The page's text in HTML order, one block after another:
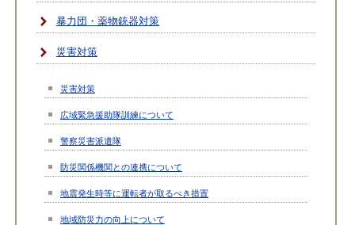
暴力団・薬物銃器対策
災害対策
災害対策
広域緊急援助隊訓練について
警察災害派遣隊
防災関係機関との連携について
地震発生時等に運転者が取るべき措置
地域防災力の向上について